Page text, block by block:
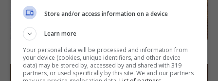
Arista di maiale al latte
Store and/or access information on a device
Learn more
Your personal data will be processed and information from
your device (cookies, unique identifiers, and other device
data) may be stored by, accessed by and shared with 319
partners, or used specifically by this site. We and our partners